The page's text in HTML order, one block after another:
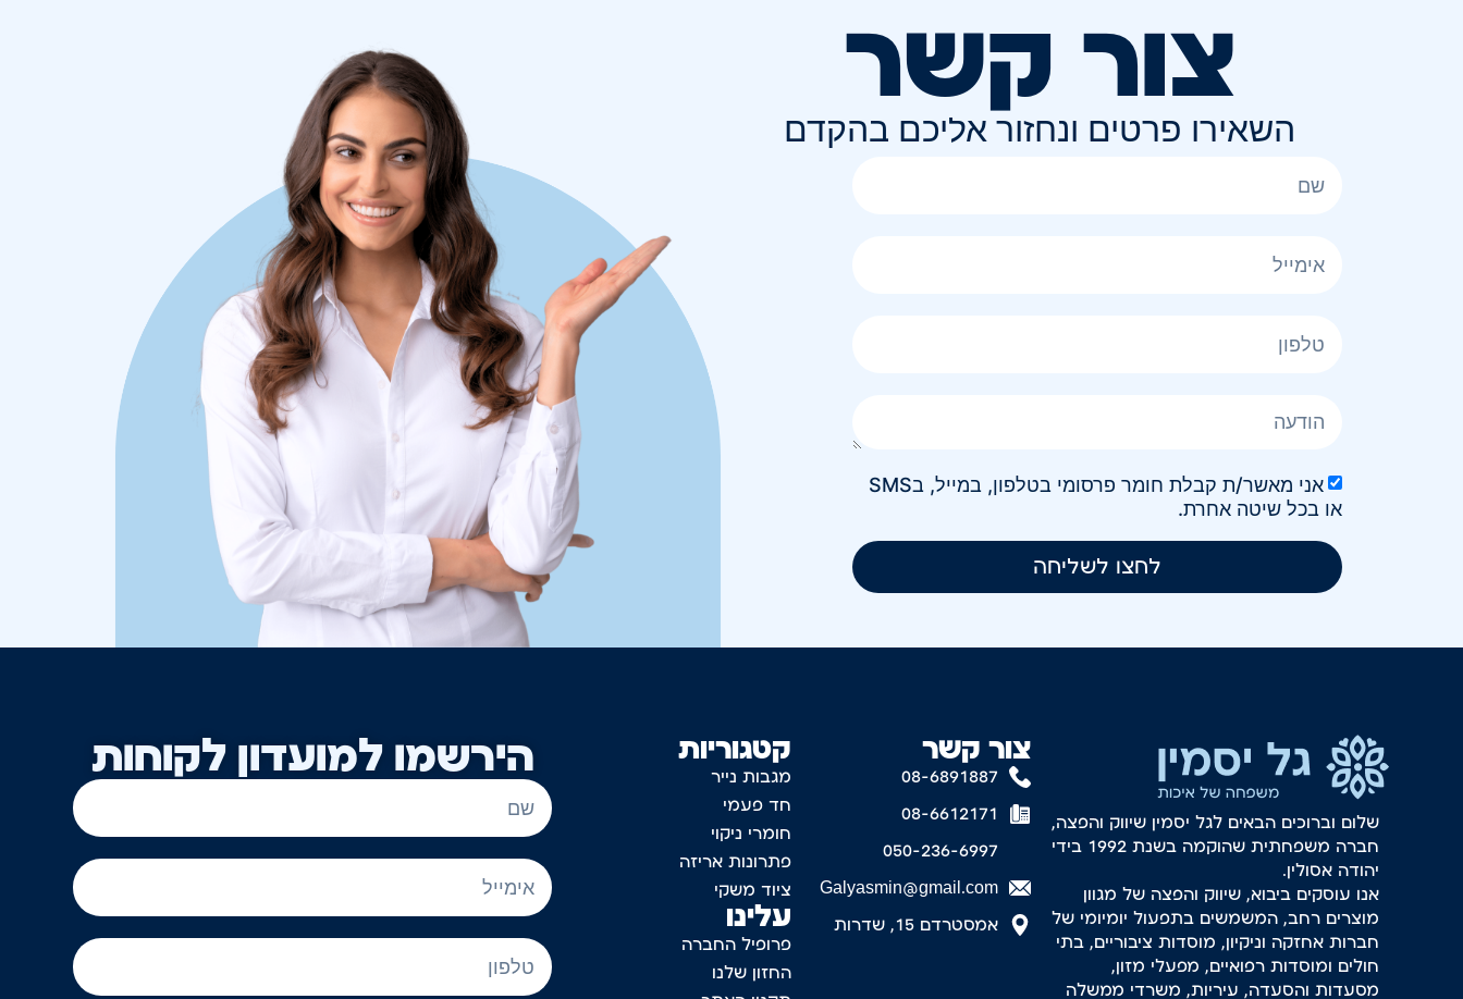
צור קשר
השאירו פרטים ונחזור אליכם בהקדם
אני מאשר/ת קבלת חומר פרסומי בטלפון, במייל, בSMS
או בכל שיטה אחרת.
לחצו לשליחה
הירשמו למועדון לקוחות קטגוריות
מגבות נייר
חד פעמי
חומרי ניקוי
פתרונות אריזה
ציוד משקי
עלינו
פרופיל החברה
החזון שלנו
צור קשר
08-6891887
08-6612171
050-236-6997
Galyasmin@gmail.com
אמסטרדם 15, שדרות
שלום וברוכים הבאים לגל יסמין שיווק והפצה,
חברה משפחתית שהוקמה בשנת 1992 בידי
יהודה אסולין.
אנו עוסקים ביבוא, שיווק והפצה של מגוון
מוצרים רחב, המשמשים בתפעול יומיומי של
חברות אחזקה וניקיון, מוסדות ציבוריים, בתי
חולים ומוסדות רפואיים, מפעלי מזון,
מסעדות והסעדה, עיריות, משרדי ממשלה